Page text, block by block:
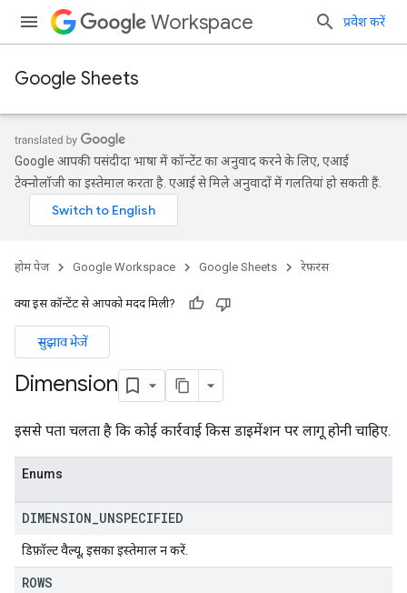
Workspace प्रवेश करें
Google Sheets
Google आपकी पसंदीदा भाषा में कॉन्टेंट का अनुवाद करने के लिए, एआई
टेक्नोलॉजी का इस्तेमाल करता है. एआई से मिले अनुवादों में गलतियां हो सकती हैं.
होम पेज Google Workspace Google Sheets रेफ़रंस
क्या इस कॉन्टेंट से आपको मदद मिली?
सुझाव भेजें
Dimension
इससे पता चलता है कि कोई कार्रवाई किस डाइमेंशन पर लागू होनी चाहिए.
Enums
DIMENSION UNSPECIFIED
डिफ़ॉल्ट वैल्यू, इसका इस्तेमाल न करें.
ROWS